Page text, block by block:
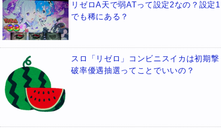
リゼロA天で弱ATって設定2なの？設定1
でも稀にある？
スロ「リゼロ」コンビニスイカは初期撃
破率優遇抽選ってことでいいの？